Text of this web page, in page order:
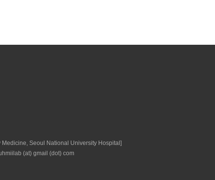
Seoul National University Hospital]
(at) gmail (dot) com